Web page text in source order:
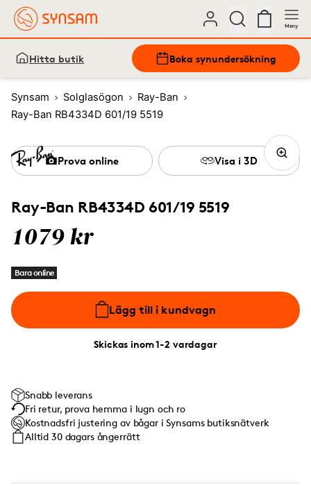
Meny
Hitta butik Boka synundersökning
Synsam Solglasögon
Ray-Ban
Ray-Ban RB4334D 601/19 5519
Ray-Ban RB4334D 601/19 5519
1079 kr
Bara online
Lägg till i kundvagn
Skickas inom 1-2 vardagar
Prova online Visa i 3D
Snabb leverans
Fri retur, prova hemma i lugn och ro
Kostnadsfri justering av bågar i Synsams butiksnätverk
Alltid 30 dagars ångerrätt